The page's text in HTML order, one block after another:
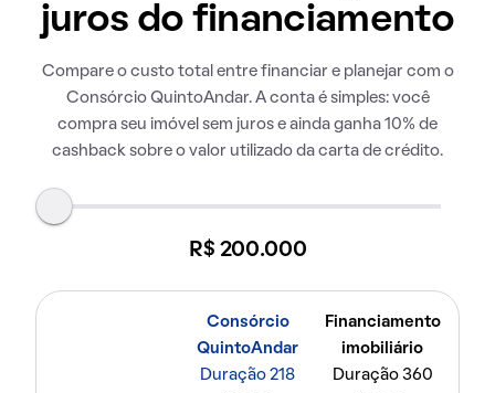
juros do financiamento
Compare o custo total entre financiar e planejar com o
Consórcio QuintoAndar. A conta é simples: você
compra seu imóvel sem juros e ainda ganha 10% de
cashback sobre o valor utilizado da carta de crédito.
R$ 200.000
Consórcio
QuintoAndar
Duração 218
Financiamento
imobiliário
Duração 360